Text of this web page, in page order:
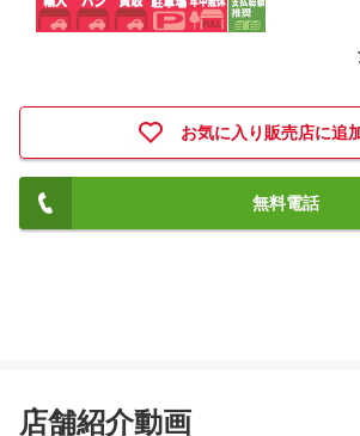
お気に入り販売店に追
無料電話
店舗紹介動画